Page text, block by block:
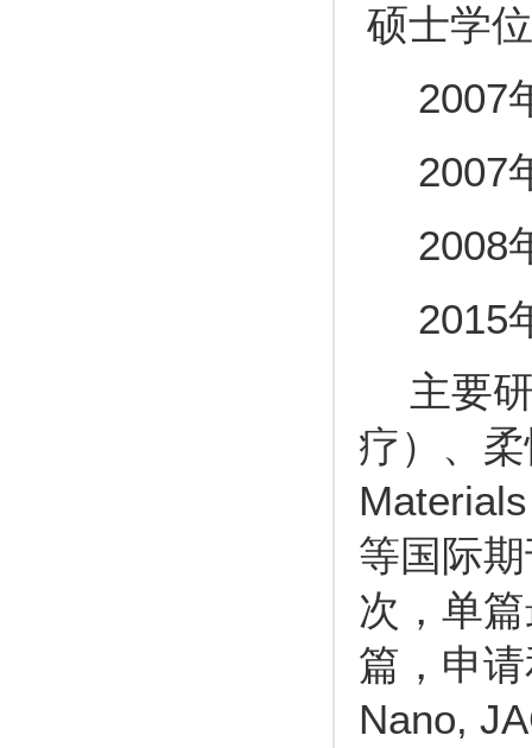
硕士学
2007
2007
2008
2015
主要
疗）、
Materials
等国际
次，单
篇，申
Nano,